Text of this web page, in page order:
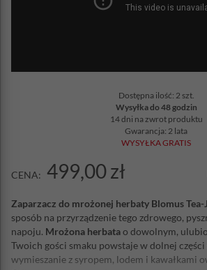
Dostępna ilość: 2 szt.
Wysyłka do 48 godzin
14 dni na zwrot produktu
Gwarancja: 2 lata
WYSYŁKA GRATIS
CENA: 499,00 zł
Zaparzacz do mrożonej herbaty Blomus Tea-
sposób na przyrządzenie tego zdrowego,
napoju. Mrożona herbatao dowolnym,
Twoich gości smaku powstaje w dolnej części
wymieszanie z syropem, lodem i kawałkami